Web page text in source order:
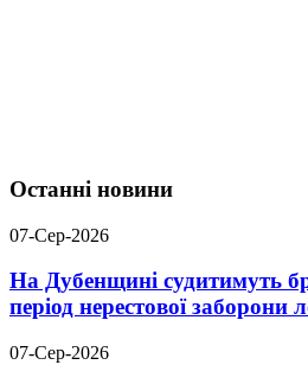
Останні новини
07-Сер-2026
На Дубенщині судитимуть
період нерестової заборони
07-Сер-2026